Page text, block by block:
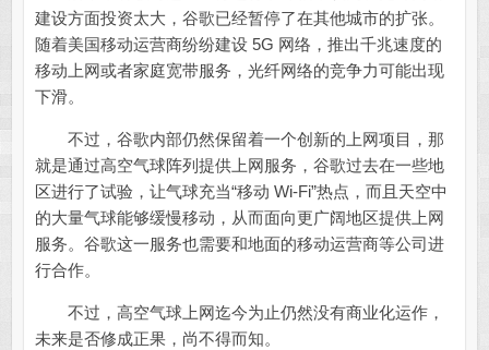
建设方面投资太大，谷歌已经暂停了在其他城市的扩张。
随着美国移动运营商纷纷建设 5G 网络，推出千兆速度的
移动上网或者家庭宽带服务，光纤网络的竞争力可能出现
下滑。
不过，谷歌内部仍然保留着一个创新的上网项目，那
就是通过高空气球阵列提供上网服务，谷歌过去在一些地
区进行了试验，让气球充当“移动 Wi-Fi”热点，而且天空中
的大量气球能够缓慢移动，从而面向更广阔地区提供上网
服务。谷歌这一服务也需要和地面的移动运营商等公司进
行合作。
不过，高空气球上网迄今为止仍然没有商业化运作，
未来是否修成正果，尚不得而知。